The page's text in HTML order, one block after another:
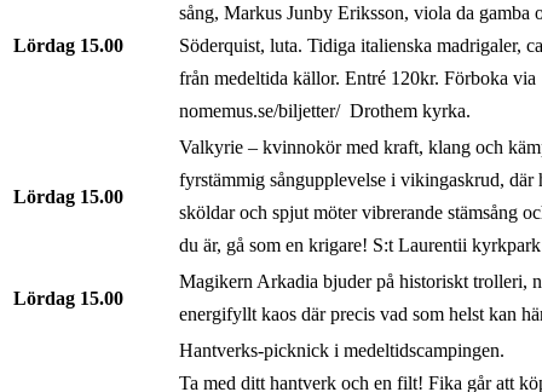
Lördag 15.00
sång, Markus Junby Eriksson, viola da gamba
Söderquist, luta. Tidiga italienska madrigaler,
från medeltida källor. Entré 120kr. Förboka via
nomemus.se/biljetter/ Drothem kyrka.
Lördag 15.00
Valkyrie – kvinnokör med kraft, klang och
fyrstämmig sångupplevelse i vikingaskrud, där
sköldar och spjut möter vibrerande stämsång
du är, gå som en krigare! S:t Laurentii
Lördag 15.00
Magikern Arkadia bjuder på historiskt trolleri,
energifyllt kaos där precis vad som helst kan
Hantverks-picknick i medeltidscampingen.
Ta med ditt hantverk och en filt! Fika går att